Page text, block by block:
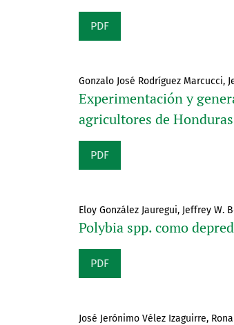
PDF
Gonzalo José Rodríguez Marcucci,
Experimentación y
agricultores de Honduras
PDF
Eloy González Jauregui, Jeffrey W.
Polybia spp. como
PDF
José Jerónimo Vélez Izaguirre,